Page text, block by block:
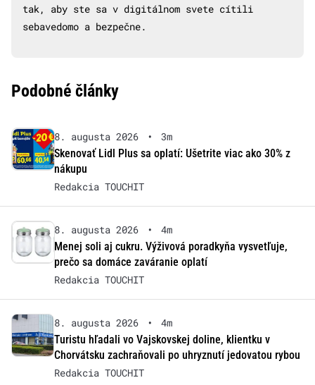
tak, aby ste sa v digitálnom svete cítili
sebavedomo a bezpečne.
Podobné články
8. augusta 2026 •
3m
Skenovať Lidl Plus sa oplatí: Ušetrite viac ako 30% z
nákupu
Redakcia TOUCHIT
8. augusta 2026 •
4m
Menej soli aj cukru. Výživová poradkyňa vysvetľuje,
prečo sa domáce zaváranie oplatí
Redakcia TOUCHIT
8. augusta 2026 •
4m
Turistu hľadali vo Vajskovskej doline, klientku v
Chorvátsku zachraňovali po uhryznutí jedovatou rybou
Redakcia TOUCHIT